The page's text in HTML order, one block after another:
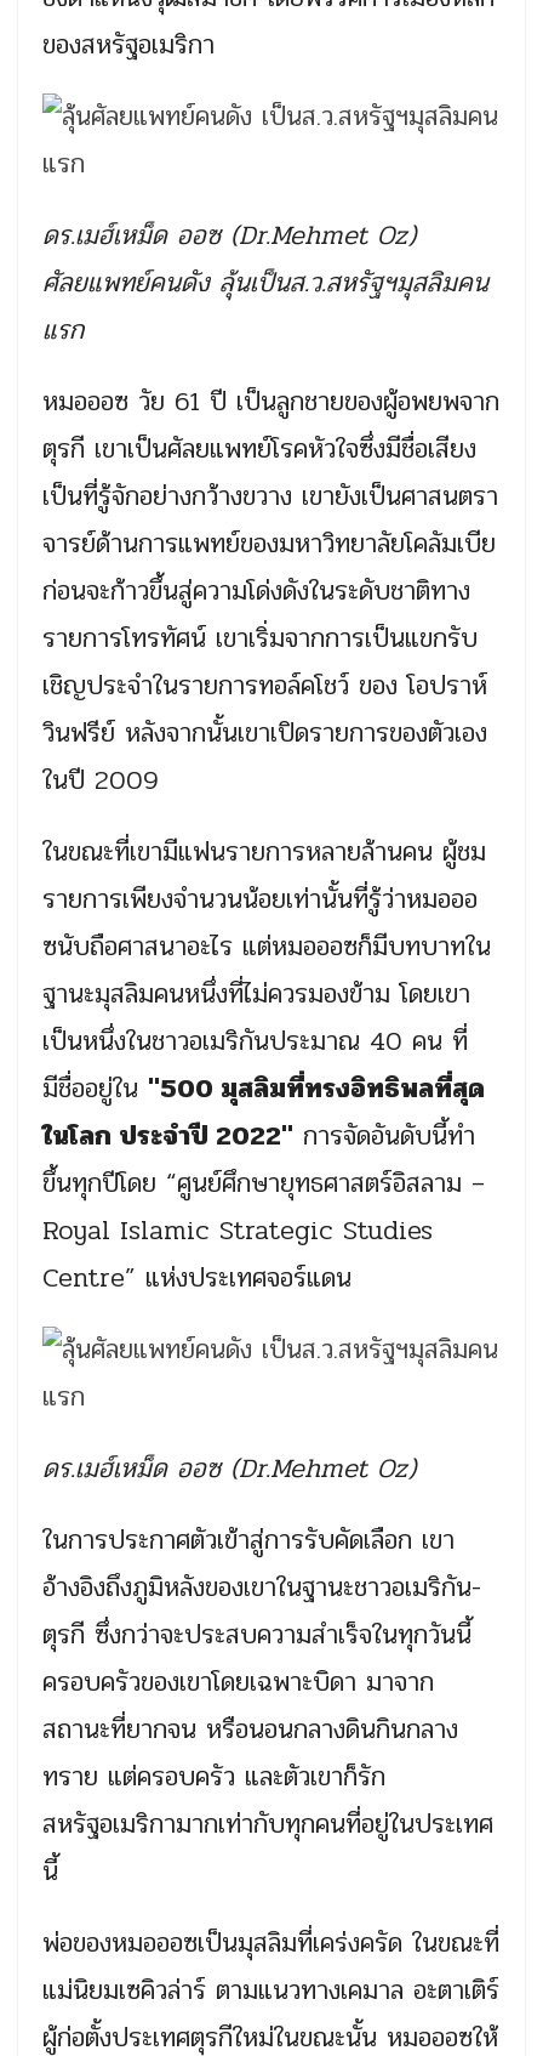
ของสหรัฐอเมริกา
ดร.เมฮ์เหม็ด ออซ (Dr.Mehmet Oz)
ศัลยแพทย์คนดัง ลุ้นเป็นส.ว.สหรัฐฯมุสลิมคน
แรก
หมอออซ วัย 61 ปี เป็นลูกชายของผู้อพยพจาก
ตุรกี เขาเป็นศัลยแพทย์โรคหัวใจซึ่งมีชื่อเสียง
เป็นที่รู้จักอย่างกว้างขวาง เขายังเป็นศาสนตรา
จารย์ด้านการแพทย์ของมหาวิทยาลัยโคลัมเบีย
ก่อนจะก้าวขึ้นสู่ความโด่งดังในระดับชาติทาง
รายการโทรทัศน์ เขาเริ่มจากการเป็นแขกรับ
เชิญประจำในรายการทอล์คโชว์ ของ โอปราห์
วินฟรีย์ หลังจากนั้นเขาเปิดรายการของตัวเอง
ในปี 2009
ในขณะที่เขามีแฟนรายการหลายล้านคน ผู้ชม
รายการเพียงจำนวนน้อยเท่านั้นที่รู้ว่าหมอออ
ซนับถือศาสนาอะไร แต่หมอออซก็มีบทบาทใน
ฐานะมุสลิมคนหนึ่งที่ไม่ควรมองข้าม โดยเขา
เป็นหนึ่งในชาวอเมริกันประมาณ 40 คน ที่
มีชื่ออยู่ใน "500 มุสลิมที่ทรงอิทธิพลที่สุด
ในโลก ประจำปี 2022" การจัดอันดับนี้ทำ
ขึ้นทุกปีโดย “ศูนย์ศึกษายุทธศาสตร์อิสลาม –
Royal Islamic Strategic Studies
Centre” แห่งประเทศจอร์แดน
ดร.เมฮ์เหม็ด ออซ (Dr.Mehmet Oz)
ในการประกาศตัวเข้าสู่การรับคัดเลือก เขา
อ้างอิงถึงภูมิหลังของเขาในฐานะชาวอเมริกัน-
ตุรกี ซึ่งกว่าจะประสบความสำเร็จในทุกวันนี้
ครอบครัวของเขาโดยเฉพาะบิดา มาจาก
สถานะที่ยากจน หรือนอนกลางดินกินกลาง
ทราย แต่ครอบครัว และตัวเขาก็รัก
สหรัฐอเมริกามากเท่ากับทุกคนที่อยู่ในประเทศ
นี้
พ่อของหมอออซเป็นมุสลิมที่เคร่งครัด ในขณะที่
แม่นิยมเซคิวล่าร์ ตามแนวทางเคมาล อะตาเติร์
ผู้ก่อตั้งประเทศตุรกีใหม่ในขณะนั้น หมอออซให้